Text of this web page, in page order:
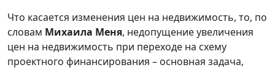
Что касается изменения цен на недвижимость, то, по
словам Михаила Меня, недопущение увеличения
цен на недвижимость при переходе на схему
проектного финансирования – основная задача,